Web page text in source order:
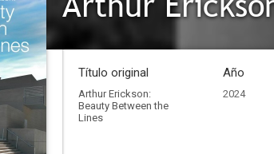
Título original
Arthur Erickson:
Beauty Between the
Lines
Año
2024